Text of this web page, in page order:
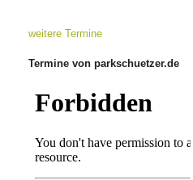
weitere Termine
Termine von parkschuetzer.de